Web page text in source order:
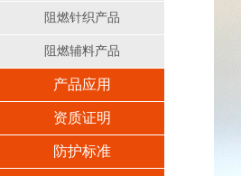
阻燃针织产品
阻燃辅料产品
产品应用
资质证明
防护标准